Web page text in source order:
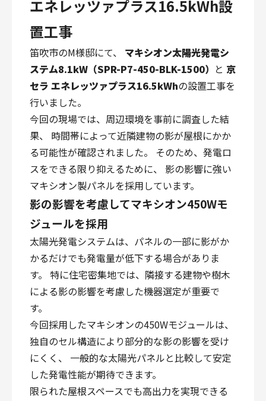
エネレッツァプラス16.5kWh設
置工事
笛吹市のM様邸にて、 マキシオン太陽光発電シ
ステム8.1kW（SPR-P7-450-BLK-1500） と 京
セラ エネレッツァプラス16.5kWhの設置工事を
行いました。
今回の現場では、周辺環境を事前に調査した結
果、 時間帯によって近隣建物の影が屋根にかか
る可能性が確認されました。 そのため、発電ロ
スをできる限り抑えるために、 影の影響に強い
マキシオン製パネルを採用しています。
影の影響を考慮してマキシオン450Wモ
ジュールを採用
太陽光発電システムは、パネルの一部に影がか
かるだけでも発電量が低下する場合がありま
す。 特に住宅密集地では、隣接する建物や樹木
による影の影響を考慮した機器選定が重要で
す。
今回採用したマキシオンの450Wモジュールは、
独自のセル構造により部分的な影の影響を受け
にくく、 一般的な太陽光パネルと比較して安定
した発電性能が期待できます。
限られた屋根スペースでも高出力を実現できる